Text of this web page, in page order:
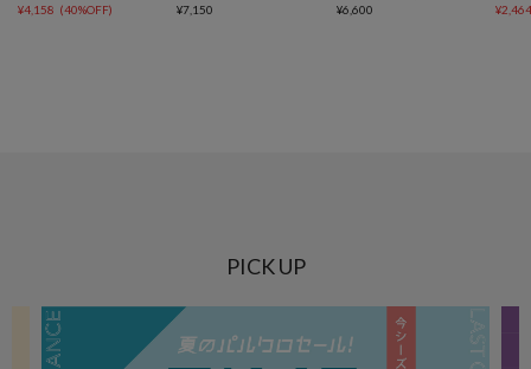
¥4,158 (40%OFF)
¥7,150
¥6,600 ¥
PICK UP